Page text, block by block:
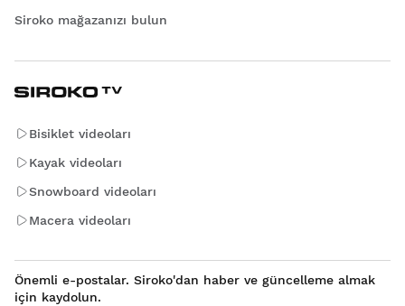
Siroko mağazanızı bulun
Bisiklet videoları
Kayak videoları
Snowboard videoları
Macera videoları
Önemli e-postalar. Siroko'dan haber ve güncelleme almak
için kaydolun.